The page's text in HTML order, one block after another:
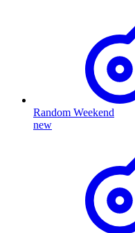
Random Weekend
new